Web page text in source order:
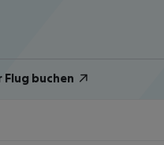
Flug buchen